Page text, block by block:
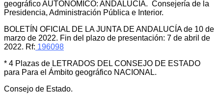
geográfico AUTONÓMICO: ANDALUCÍA. Consejería de la
Presidencia, Administración Pública e Interior.
BOLETÍN OFICIAL DE LA JUNTA DE ANDALUCÍA de 10 de
marzo de 2022. Fin del plazo de presentación: 7 de abril de
2022. Rf: 196098
* 4 Plazas de LETRADOS DEL CONSEJO DE ESTADO
para Para el Ámbito geográfico NACIONAL.
Consejo de Estado.